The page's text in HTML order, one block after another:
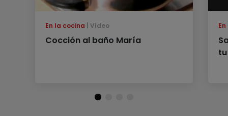
En la cocina Vídeo
Cocción al baño María